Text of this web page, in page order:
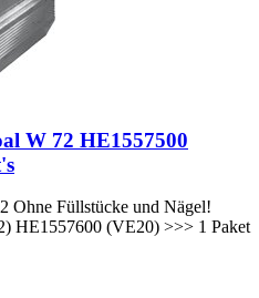
W 72 HE1557500
Ohne Füllstücke und Nägel!
HE1557600 (VE20) >>> 1 Paket